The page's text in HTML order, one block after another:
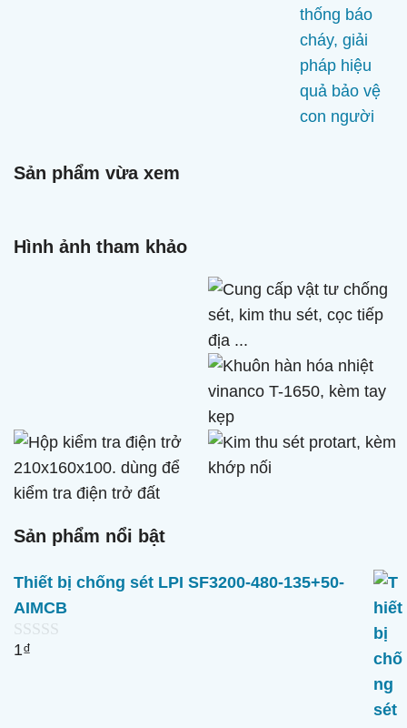
Sản phẩm vừa xem
Hình ảnh tham khảo
Sản phẩm nổi bật
Thiết bị chống sét LPI SF3200-480-135+50-
AIMCB
0
1₫